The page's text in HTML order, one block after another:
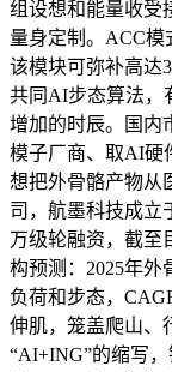
组设想和能量收受
量身定制。ACC模
该模块可弥补高达
共同AI步态算法，
增加的时辰。国内
模子厂商、取AI硬
想把外骨骼产物从
司，航墨科技成立
万级轮融资，截至
构预测：2025年外
负荷和步态，
伸肌，笼盖爬山、
“AI+ING”的缩写